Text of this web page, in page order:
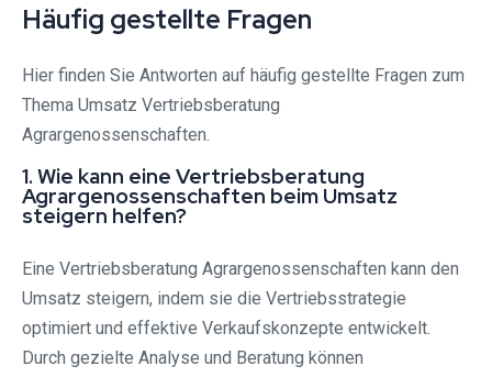
Häufig gestellte Fragen
Hier finden Sie Antworten auf häufig gestellte Fragen zum
Thema Umsatz Vertriebsberatung
Agrargenossenschaften.
1. Wie kann eine Vertriebsberatung
Agrargenossenschaften beim Umsatz
steigern helfen?
Eine Vertriebsberatung Agrargenossenschaften kann den
Umsatz steigern, indem sie die Vertriebsstrategie
optimiert und effektive Verkaufskonzepte entwickelt.
Durch gezielte Analyse und Beratung können